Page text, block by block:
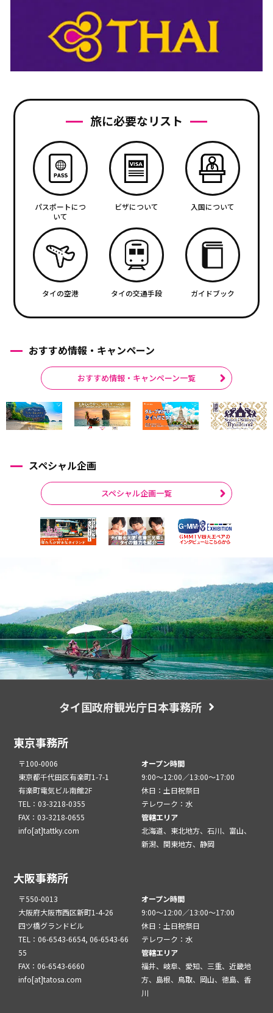
旅に必要なリスト
パスポートにつ
いて
ビザについて 入国について
タイの空港 タイの交通手段 ガイドブック
おすすめ情報・キャンペーン
おすすめ情報・キャンペーン一覧
スペシャル企画
スペシャル企画一覧
タイ国政府観光庁日本事務所
東京事務所
〒100-0006
東京都千代田区有楽町1-7-1
有楽町電気ビル南館2F
TEL：03-3218-0355
FAX：03-3218-0655
info[at]tattky.com
オープン時間
9:00～12:00／13:00～17:00
休日：土日祝祭日
テレワーク：水
管轄エリア
北海道、東北地方、石川、富山、
新潟、関東地方、静岡
大阪事務所
〒550-0013
大阪府大阪市西区新町1-4-26
四ツ橋グランドビル
TEL：06-6543-6654, 06-6543-66
55
FAX：06-6543-6660
info[at]tatosa.com
オープン時間
9:00～12:00／13:00～17:00
休日：土日祝祭日
テレワーク：水
管轄エリア
福井、岐阜、愛知、三重、近畿地
方、島根、鳥取、岡山、徳島、香
川